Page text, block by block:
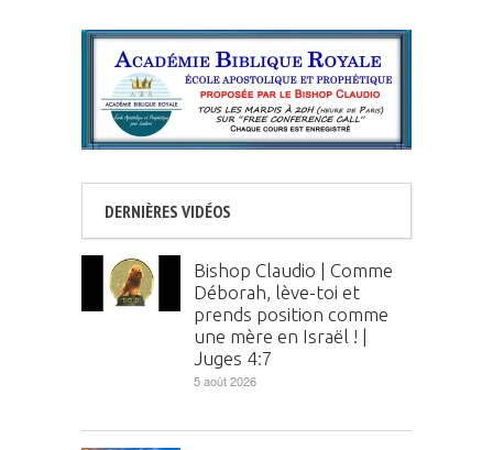
DERNIÈRES VIDÉOS
Bishop Claudio | Comme
Déborah, lève-toi et
prends position comme
une mère en Israël ! |
Juges 4:7
5 août 2026